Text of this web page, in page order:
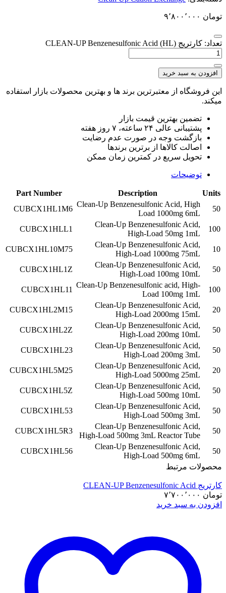
تومان
تعداد: کارتریج CLEAN-UP Benzenesulfonic Acid (HL)
افزودن به سبد خرید
این فروشگاه از معتبرترین برند ها و بهترین محصولات بازار استفاده
میکند.
تضمین بهترین قیمت بازار
پشتیبانی عالی ۲۴ ساعته، ۷ روز هفته
بازگشت وجه در صورت عدم رضایت
اصالت کالاها از برترین برندها
تحویل سریع در کمترین زمان ممکن
توضیحات
Units
Description
Part Number
50
Clean-Up Benzenesulfonic Acid, High
Load 1000mg 6mL
CUBCX1HL1M6
100
Clean-Up Benzenesulfonic Acid,
High-Load 50mg 1mL
CUBCX1HLL1
10
Clean-Up Benzenesulfonic Acid,
High-Load 1000mg 75mL
CUBCX1HL10M75
50
Clean-Up Benzenesulfonic Acid,
High-Load 100mg 10mL
CUBCX1HL1Z
100
Clean-Up Benzenesulfonic acid, High-
Load 100mg 1mL
CUBCX1HL11
20
Clean-Up Benzenesulfonic Acid,
High-Load 2000mg 15mL
CUBCX1HL2M15
50
Clean-Up Benzenesulfonic Acid,
High-Load 200mg 10mL
CUBCX1HL2Z
50
Clean-Up Benzenesulfonic Acid,
High-Load 200mg 3mL
CUBCX1HL23
20
Clean-Up Benzenesulfonic Acid,
High-Load 5000mg 25mL
CUBCX1HL5M25
50
Clean-Up Benzenesulfonic Acid,
High-Load 500mg 10mL
CUBCX1HL5Z
50
Clean-Up Benzenesulfonic Acid,
High-Load 500mg 3mL
CUBCX1HL53
50
Clean-Up Benzenesulfonic Acid,
High-Load 500mg 3mL Reactor Tube
CUBCX1HL5R3
50
Clean-Up Benzenesulfonic Acid,
High-Load 500mg 6mL
CUBCX1HL56
محصولات مرتبط
کارتریج CLEAN-UP Benzenesulfonic Acid
تومان
افزودن به سبد خرید